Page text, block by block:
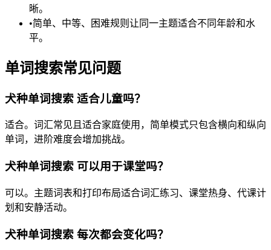
晰。
•简单、中等、困难规则让同一主题适合不同年龄和水
平。
单词搜索常见问题
犬种单词搜索 适合儿童吗？
适合。词汇常见且适合家庭使用，简单模式只包含横向和纵向
单词，进阶难度会增加挑战。
犬种单词搜索 可以用于课堂吗？
可以。主题词表和打印布局适合词汇练习、课堂热身、代课计
划和安静活动。
犬种单词搜索 每次都会变化吗？